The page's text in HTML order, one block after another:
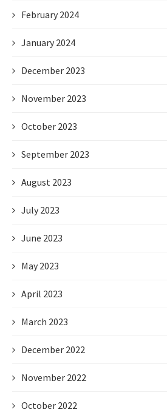
February 2024
January 2024
December 2023
November 2023
October 2023
September 2023
August 2023
July 2023
June 2023
May 2023
April 2023
March 2023
December 2022
November 2022
October 2022